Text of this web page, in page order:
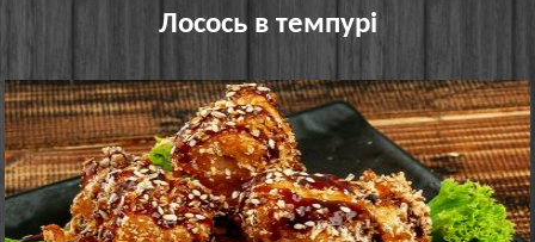
Лосось в темпурі